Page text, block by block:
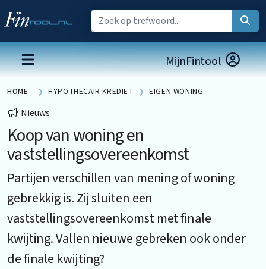
MijnFintool
HOME HYPOTHECAIR KREDIET EIGEN WONING
Nieuws
Koop van woning en
vaststellingsovereenkomst
Partijen verschillen van mening of woning
gebrekkig is. Zij sluiten een
vaststellingsovereenkomst met finale
kwijting. Vallen nieuwe gebreken ook onder
de finale kwijting?